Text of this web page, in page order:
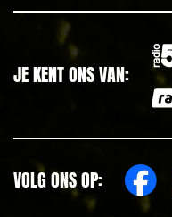
JE KENT ONS VAN:
VOLG ONS OP: